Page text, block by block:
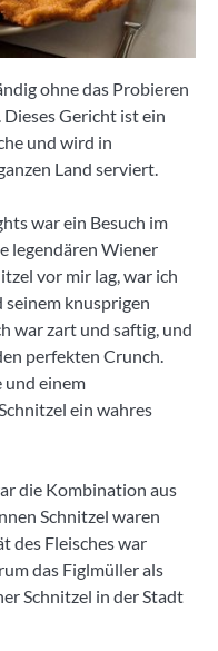
ohne das Probieren
Gericht ist ein
und wird in
Land serviert.
war ein Besuch im
legendären Wiener
vor mir lag, war ich
knusprigen
war zart und saftig, und
perfekten Crunch.
einem
ein wahres
die Kombination aus
Schnitzel waren
des Fleisches war
das Figlmüller als
Schnitzel in der Stadt